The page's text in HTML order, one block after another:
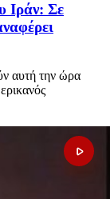
Ιράν: Σε
αυτή την ώρα